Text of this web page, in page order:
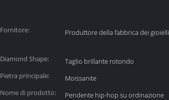
Fornitore: Produttore della fabbrica dei gioielli
Diamond Shape:
Taglio brillante rotondo
Pietra principale:
Moissanite
Nome di prodotto:
Pendente hip-hop su ordinazione